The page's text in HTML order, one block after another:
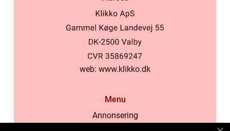
web: www.klikko.dk
Menu
Annonsering